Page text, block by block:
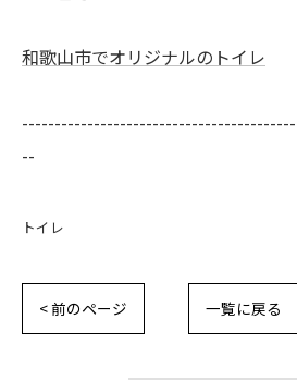
和歌山市でオリジナルのトイレ
--
トイレ
< 前のページ 一覧に戻る